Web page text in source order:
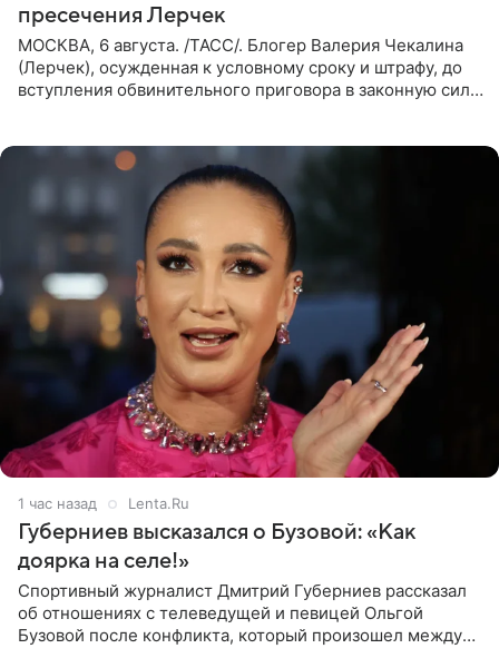
пресечения Лерчек
МОСКВА, 6 августа. /ТАСС/. Блогер Валерия Чекалина
(Лерчек), осужденная к условному сроку и штрафу, до
вступления обвинительного приговора в законную силу
1 час назад Lenta.Ru
Губерниев высказался о Бузовой: «Как
доярка на селе!»
Спортивный журналист Дмитрий Губерниев рассказал
об отношениях с телеведущей и певицей Ольгой
Бузовой после конфликта, который произошел между